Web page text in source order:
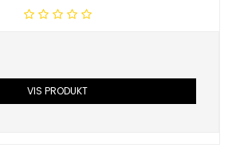
VIS PRODUKT